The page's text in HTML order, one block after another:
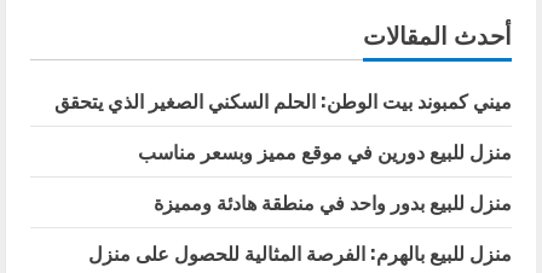
أحدث المقالات
ميني كمبوند بيت الوطن: الحلم السكني الصغير الذي يتحقق
منزل للبيع دورين في موقع مميز وبسعر مناسب
منزل للبيع بدور واحد في منطقة هادئة ومميزة
منزل للبيع بالهرم: الفرصة المثالية للحصول على منزل